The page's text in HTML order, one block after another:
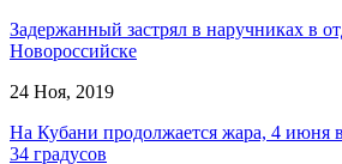
Задержанный застрял в наручниках в
Новороссийске
24 Ноя, 2019
На Кубани продолжается жара, 4 июня
34 градусов